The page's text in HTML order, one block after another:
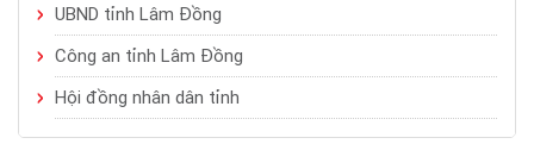
UBND tỉnh Lâm Đồng
Công an tỉnh Lâm Đồng
Hội đồng nhân dân tỉnh